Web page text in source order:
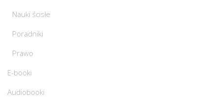
Nauki ścisłe
Poradniki
Prawo
E-booki
Audiobooki